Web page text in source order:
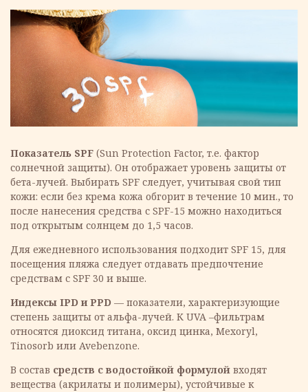
Показатель SPF (Sun Protection Factor, т.е. фактор
солнечной защиты). Он отображает уровень защиты от
бета-лучей. Выбирать SPF следует, учитывая свой тип
кожи: если без крема кожа обгорит в течение 10 мин., то
после нанесения средства с SPF-15 можно находиться
под открытым солнцем до 1,5 часов.
Для ежедневного использования подходит SPF 15, для
посещения пляжа следует отдавать предпочтение
средствам с SPF 30 и выше.
Индексы IPD и PPD — показатели, характеризующие
степень защиты от альфа-лучей. К UVA –фильтрам
относятся диоксид титана, оксид цинка, Mexoryl,
Tinosorb или Avebenzone.
В состав средств с водостойкой формулой входят
вещества (акрилаты и полимеры), устойчивые к